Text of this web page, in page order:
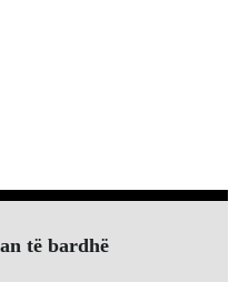
të bardhë